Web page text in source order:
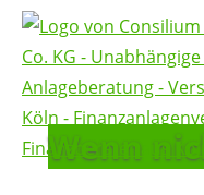
Wenn